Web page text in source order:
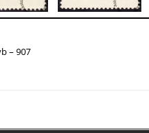
– 907